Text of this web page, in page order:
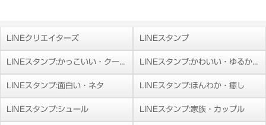
LINEクリエイターズ LINEスタンプ
LINEスタンプ:かっこいい・クール LINEスタンプ:かわいい・ゆるかわ
LINEスタンプ:面白い・ネタ LINEスタンプ:ほんわか・癒し
LINEスタンプ:シュール LINEスタンプ:家族・カップル